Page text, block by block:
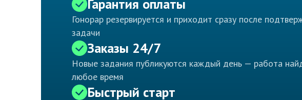
Гарантия оплаты
Гонорар резервируется и приходит сразу после
задачи
Заказы 24/7
Новые задания публикуются каждый день — работа
любое время
Быстрый старт